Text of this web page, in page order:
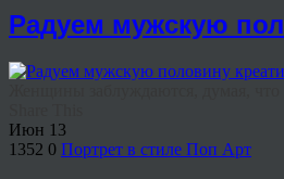
Радуем мужскую
Июн 13
1352 0 Портрет в стиле Поп Арт